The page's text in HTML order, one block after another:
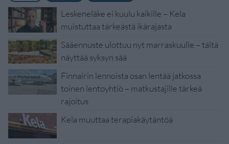
Leskeneläke ei kuulu kaikille – Kela
muistuttaa tärkeästä ikärajasta
Sääennuste ulottuu nyt marraskuulle – tältä
näyttää syksyn sää
Finnairin lennoista osan lentää jatkossa
toinen lentoyhtiö – matkustajille tärkeä
rajoitus
Kela muuttaa terapiakäytäntöä